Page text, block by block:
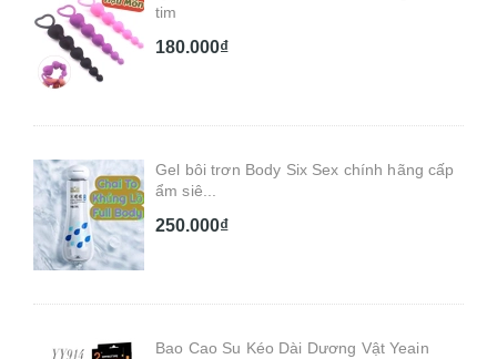
tim
180.000₫
Gel bôi trơn Body Six Sex chính hãng cấp
ẩm siê...
250.000₫
Bao Cao Su Kéo Dài Dương Vật Yeain